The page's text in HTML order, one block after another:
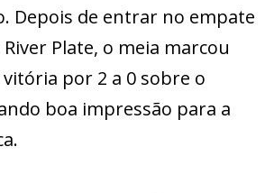
Depois de entrar no empate
Plate, o meia marcou
por 2 a 0 sobre o
boa impressão para a